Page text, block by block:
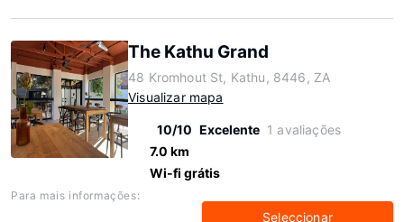
The Kathu Grand
48 Kromhout St, Kathu, 8446, ZA
Visualizar mapa
10/10 Excelente 1 avaliações
7.0 km
Wi-fi grátis
Para mais informações:
Seleccionar